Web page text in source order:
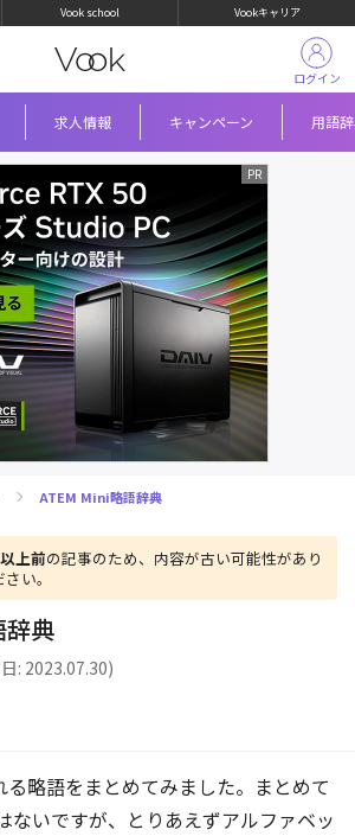
Vook school Vookキャリア
求人情報 キャンペーン 用語
ログイン
ATEM Mini略語辞典
上前の記事のため、内容が古い可能性があり
い。
典
: 2023.07.30)
る略語をまとめてみました。まとめて
ないですが、とりあえずアルファベッ